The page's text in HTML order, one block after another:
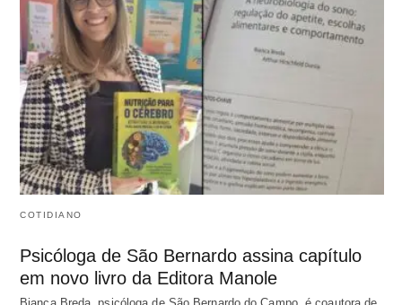
COTIDIANO
Psicóloga de São Bernardo assina capítulo
em novo livro da Editora Manole